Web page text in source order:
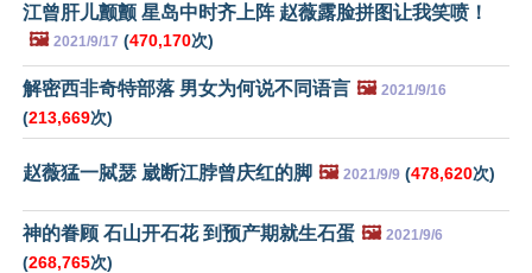
江曾肝儿颤颤 星岛中时齐上阵 赵薇露脸拼图让我笑喷！
🖼️ 2021/9/17 (470,170次)
解密西非奇特部落 男女为何说不同语言 🖼️ 2021/9/16
(213,669次)
赵薇猛一脦瑟 崴断江脖曾庆红的脚 🖼️ 2021/9/9 (478,620次)
神的眷顾 石山开石花 到预产期就生石蛋 🖼️ 2021/9/6
(268,765次)